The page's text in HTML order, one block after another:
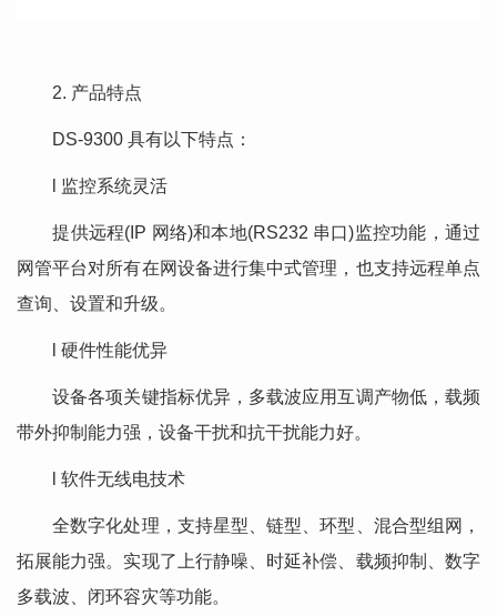
2. 产品特点
DS-9300 具有以下特点：
l 监控系统灵活
提供远程(IP 网络)和本地(RS232 串口)监控功能，通过
网管平台对所有在网设备进行集中式管理，也支持远程单点
查询、设置和升级。
l 硬件性能优异
设备各项关键指标优异，多载波应用互调产物低，载频
带外抑制能力强，设备干扰和抗干扰能力好。
l 软件无线电技术
全数字化处理，支持星型、链型、环型、混合型组网，
拓展能力强。实现了上行静噪、时延补偿、载频抑制、数字
多载波、闭环容灾等功能。